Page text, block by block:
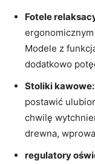
Fotele
Modele z
dodatkowo
Stoliki kawowe:
postawić
chwilę
drewna,
regulatory